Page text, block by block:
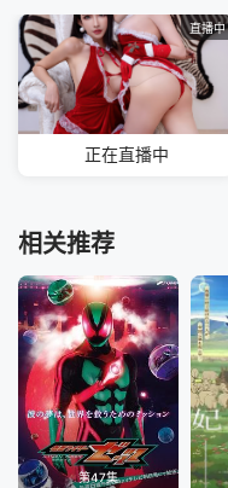
直播中
正在直播中
相关推荐
第47集